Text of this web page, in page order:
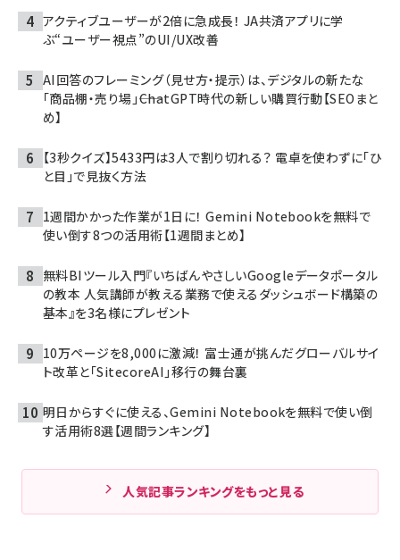
アクティブユーザーが2倍に急成長！ JA共済アプリに学
ぶ“ユーザー視点”のUI/UX改善
AI回答のフレーミング（見せ方・提示）は、デジタルの新たな
「商品棚・売り場」――ChatGPT時代の新しい購買行動【SEOまと
め】
【3秒クイズ】5433円は3人で割り切れる？ 電卓を使わずに「ひ
と目」で見抜く方法
1週間かかった作業が1日に！ Gemini Notebookを無料で
使い倒す8つの活用術【1週間まとめ】
無料BIツール入門『いちばんやさしいGoogleデータポータル
の教本 人気講師が教える業務で使えるダッシュボード構築の
基本』を3名様にプレゼント
10万ページを8,000に激減！ 富士通が挑んだグローバルサイ
ト改革と「SitecoreAI」移行の舞台裏
明日からすぐに使える、Gemini Notebookを無料で使い倒
す活用術8選【週間ランキング】
人気記事ランキングをもっと見る